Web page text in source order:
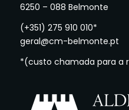
6250 – 088 Belmonte
(+351) 275 910 010*
geral@cm-belmonte.pt
*(custo chamada para a